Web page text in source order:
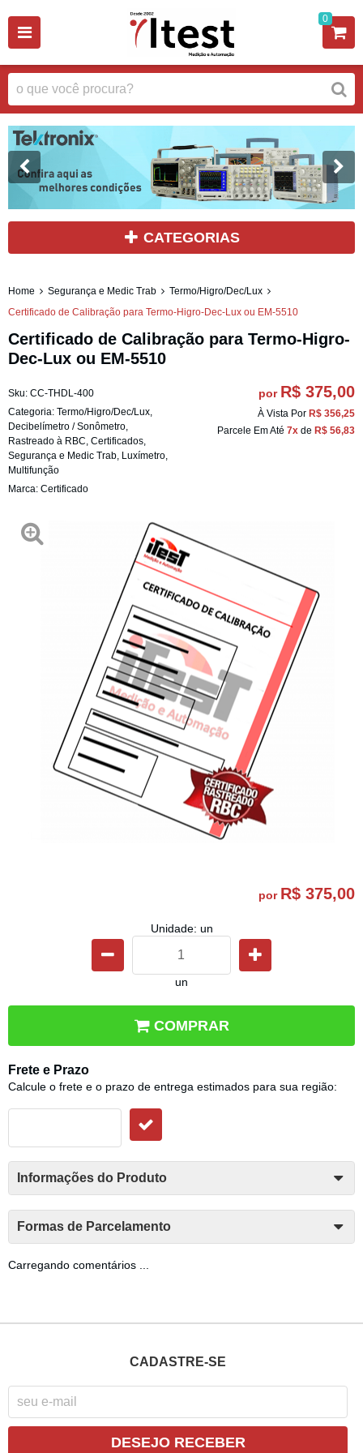
0
CATEGORIAS
Home Segurança e Medic Trab
Termo/Higro/Dec/Lux
Certificado de Calibração para Termo-Higro-Dec-Lux ou EM-5510
Certificado de Calibração para Termo-Higro-
Dec-Lux ou EM-5510
Sku: CC-THDL-400
Categoria: Termo/Higro/Dec/Lux,
Decibelímetro / Sonômetro,
Rastreado à RBC, Certificados,
Segurança e Medic Trab, Luxímetro,
Multifunção
Marca: Certificado
por R$ 375,00
À Vista Por R$ 356,25
Parcele Em Até 7x de R$ 56,83
por R$ 375,00
Unidade: un
un
COMPRAR
Frete e Prazo
Calcule o frete e o prazo de entrega estimados para sua região:
Informações do Produto
Formas de Parcelamento
Carregando comentários ...
CADASTRE-SE
DESEJO RECEBER